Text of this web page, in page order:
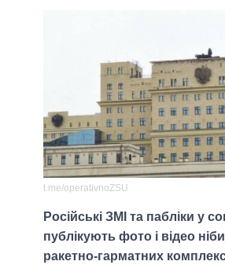
t.me/operativnoZSU
Російські ЗМІ та пабліки у
публікують фото і відео
ракетно-гарматних